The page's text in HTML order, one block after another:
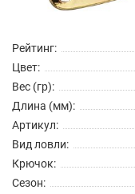
Рейтинг:
Цвет:
Вес (гр):
Длина (мм):
Артикул:
Вид ловли:
Крючок:
Сезон: